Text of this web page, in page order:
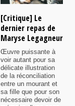
[Critique] Le
dernier repas de
Maryse Legagneur
Œuvre puissante à
voir autant pour sa
délicate illustration
de la réconciliation
entre un mourant et
sa fille que pour son
nécessaire devoir de